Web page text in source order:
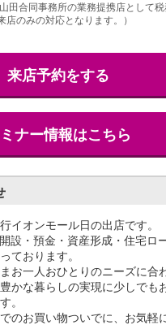
田合同事務所の業務提携店として
店のみの対応となります。）
来店予約をする
ナー情報はこちら
イオンモール日の出店です。
設・預金・資産形成・住宅ロ
ております。
お一人おひとりのニーズに合
かな暮らしの実現に少しでも
。
のお買い物ついでに、お気軽